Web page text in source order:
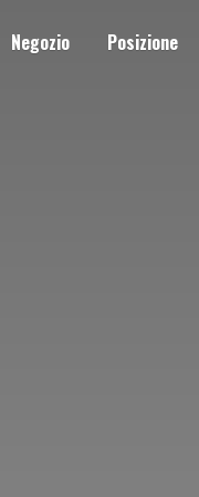
Negozio Posizione